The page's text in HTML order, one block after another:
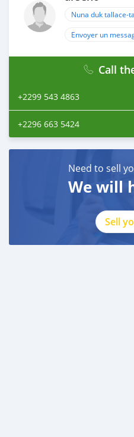
Nuna duk tallace-
Envoyer un
Call
+2299 543 4863
+2296 663 5424
Need to sell
We will
Sell